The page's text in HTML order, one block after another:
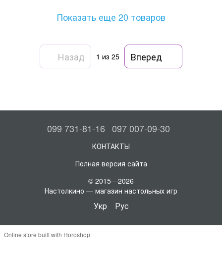
Показать еще 20 товаров
Назад 1 из 25 Вперед
099 731-81-16 097 007-09-30
КОНТАКТЫ
Полная версия сайта
© 2015—2026
Настолкино — магазин настольных игр
Укр Рус
Online store built with Horoshop